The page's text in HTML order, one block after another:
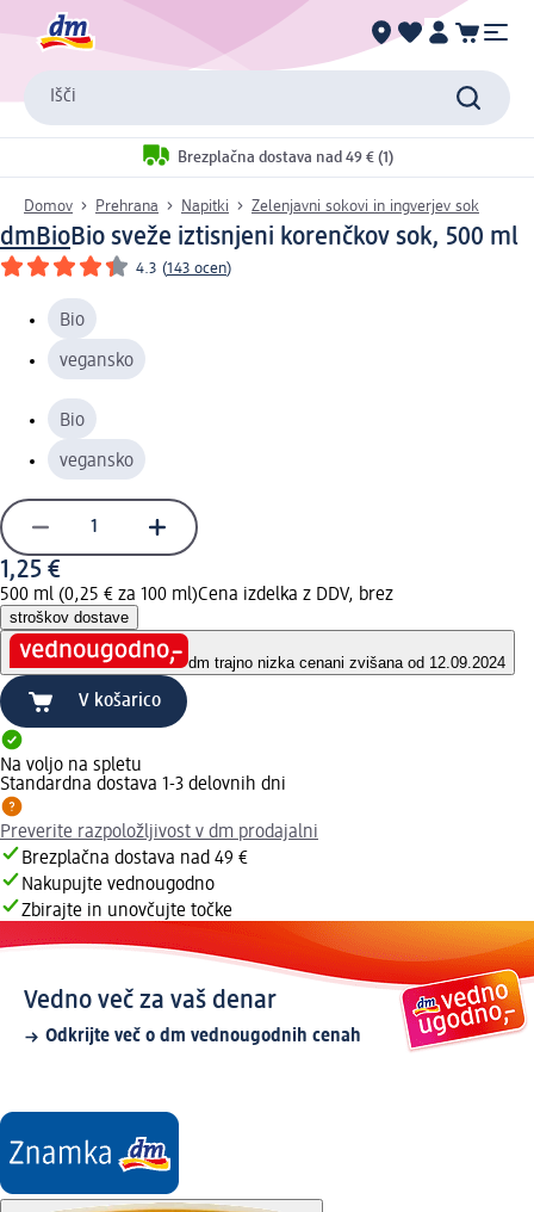
Išči
Brezplačna dostava nad 49 € (1)
Domov Prehrana Napitki Zelenjavni sokovi in ingverjev sok
dmBioBio sveže iztisnjeni korenčkov sok, 500 ml
4.3 (143 ocen)
Bio
vegansko
Bio
vegansko
1,25 €
500 ml (0,25 € za 100 ml)Cena izdelka z DDV, brez
stroškov dostave
dm trajno nizka cenani zvišana od 12.09.2024
V košarico
Na voljo na spletu
Standardna dostava 1-3 delovnih dni
Preverite razpoložljivost v dm prodajalni
Brezplačna dostava nad 49 €
Nakupujte vednougodno
Zbirajte in unovčujte točke
Vedno več za vaš denar
Odkrijte več o dm vednougodnih cenah